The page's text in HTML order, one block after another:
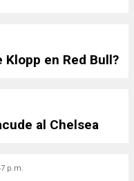
en Red Bull?
al Chelsea
p.m.